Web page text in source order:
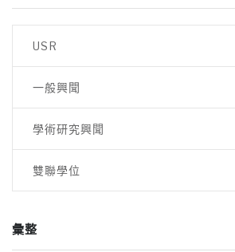
USR
一般興聞
學術研究興聞
雙聯學位
彙整